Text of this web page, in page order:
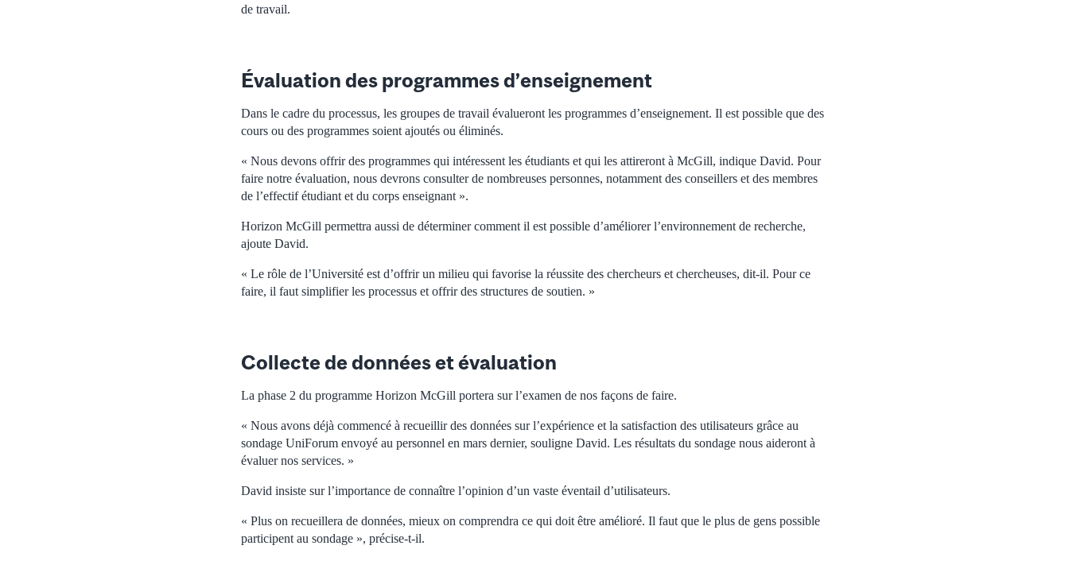
de travail.
Évaluation des programmes d’enseignement
Dans le cadre du processus, les groupes de travail évalueront les programmes d’enseignement. Il est possible que des
cours ou des programmes soient ajoutés ou éliminés.
« Nous devons offrir des programmes qui intéressent les étudiants et qui les attireront à McGill, indique David. Pour
faire notre évaluation, nous devrons consulter de nombreuses personnes, notamment des conseillers et des membres
de l’effectif étudiant et du corps enseignant ».
Horizon McGill permettra aussi de déterminer comment il est possible d’améliorer l’environnement de recherche,
ajoute David.
« Le rôle de l’Université est d’offrir un milieu qui favorise la réussite des chercheurs et chercheuses, dit-il. Pour ce
faire, il faut simplifier les processus et offrir des structures de soutien. »
Collecte de données et évaluation
La phase 2 du programme Horizon McGill portera sur l’examen de nos façons de faire.
« Nous avons déjà commencé à recueillir des données sur l’expérience et la satisfaction des utilisateurs grâce au
sondage UniForum envoyé au personnel en mars dernier, souligne David. Les résultats du sondage nous aideront à
évaluer nos services. »
David insiste sur l’importance de connaître l’opinion d’un vaste éventail d’utilisateurs.
« Plus on recueillera de données, mieux on comprendra ce qui doit être amélioré. Il faut que le plus de gens possible
participent au sondage », précise-t-il.